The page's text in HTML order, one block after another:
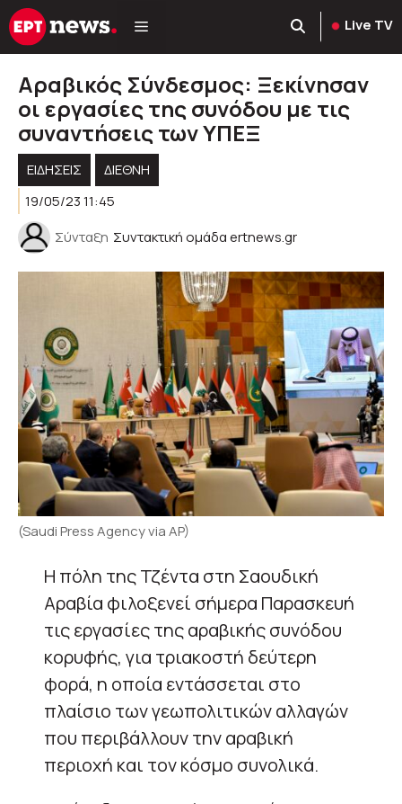
Μετάβαση
σε
Live TV
Αραβικός Σύνδεσμος: Ξεκίνησαν
οι εργασίες της συνόδου με τις
συναντήσεις των ΥΠΕΞ
ΕΙΔΗΣΕΙΣ
ΔΙΕΘΝΗ
19/05/23 11:45
Σύνταξη Συντακτική ομάδα ertnews.gr
(Saudi Press Agency via AP)
Η πόλη της Τζέντα στη Σαουδική
Αραβία φιλοξενεί σήμερα Παρασκευή
τις εργασίες της αραβικής συνόδου
κορυφής, για τριακοστή δεύτερη
φορά, η οποία εντάσσεται στο
πλαίσιο των γεωπολιτικών αλλαγών
που περιβάλλουν την αραβική
περιοχή και τον κόσμο συνολικά.